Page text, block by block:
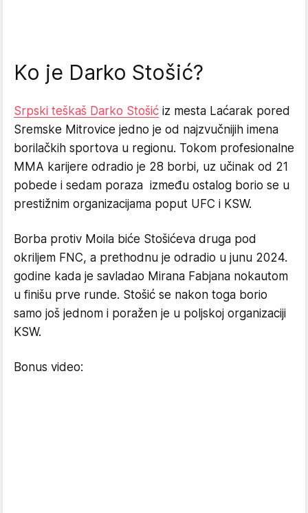
Ko je Darko Stošić?
Srpski teškaš Darko Stošić iz mesta Laćarak pored
Sremske Mitrovice jedno je od najzvučnijih imena
borilačkih sportova u regionu. Tokom profesionalne
MMA karijere odradio je 28 borbi, uz učinak od 21
pobede i sedam poraza između ostalog borio se u
prestižnim organizacijama poput UFC i KSW.
Borba protiv Moila biće Stošićeva druga pod
okriljem FNC, a prethodnu je odradio u junu 2024.
godine kada je savladao Mirana Fabjana nokautom
u finišu prve runde. Stošić se nakon toga borio
samo još jednom i poražen je u poljskoj organizaciji
KSW.
Bonus video: